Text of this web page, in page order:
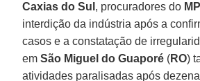
Caxias do Sul , procuradores do
interdição da indústria após a
casos e a constatação de
emSão Miguel do Guaporé (RO)
atividades paralisadas após